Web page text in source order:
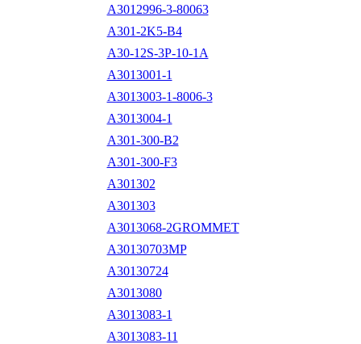
A3012996-3-80063
A301-2K5-B4
A30-12S-3P-10-1A
A3013001-1
A3013003-1-8006-3
A3013004-1
A301-300-B2
A301-300-F3
A301302
A301303
A3013068-2GROMMET
A30130703MP
A30130724
A3013080
A3013083-1
A3013083-11